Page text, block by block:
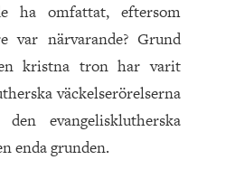
ha omfattat, eftersom
var närvarande? Grund
kristna tron har varit
väckelserörelserna
evangelisklutherska
enda grunden.